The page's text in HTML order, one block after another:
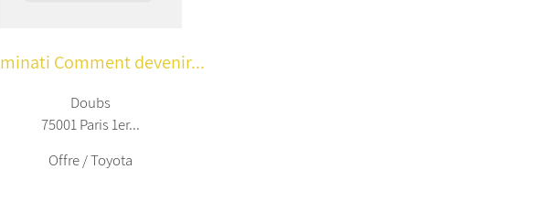
Comment devenir...
Doubs
75001 Paris 1er...
Offre / Toyota